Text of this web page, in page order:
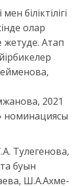
біліктілігі
олар
жетуде. Атап
2021
номинациясы
Тулегенова,
буын
Ш.А.Ахме-